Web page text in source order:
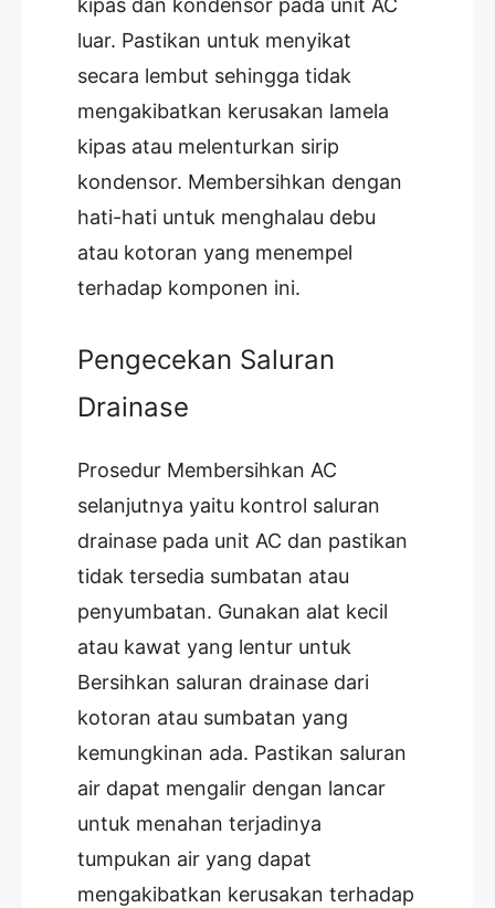
kipas dan kondensor pada unit AC
luar. Pastikan untuk menyikat
secara lembut sehingga tidak
mengakibatkan kerusakan lamela
kipas atau melenturkan sirip
kondensor. Membersihkan dengan
hati-hati untuk menghalau debu
atau kotoran yang menempel
terhadap komponen ini.
Pengecekan Saluran
Drainase
Prosedur Membersihkan AC
selanjutnya yaitu kontrol saluran
drainase pada unit AC dan pastikan
tidak tersedia sumbatan atau
penyumbatan. Gunakan alat kecil
atau kawat yang lentur untuk
Bersihkan saluran drainase dari
kotoran atau sumbatan yang
kemungkinan ada. Pastikan saluran
air dapat mengalir dengan lancar
untuk menahan terjadinya
tumpukan air yang dapat
mengakibatkan kerusakan terhadap